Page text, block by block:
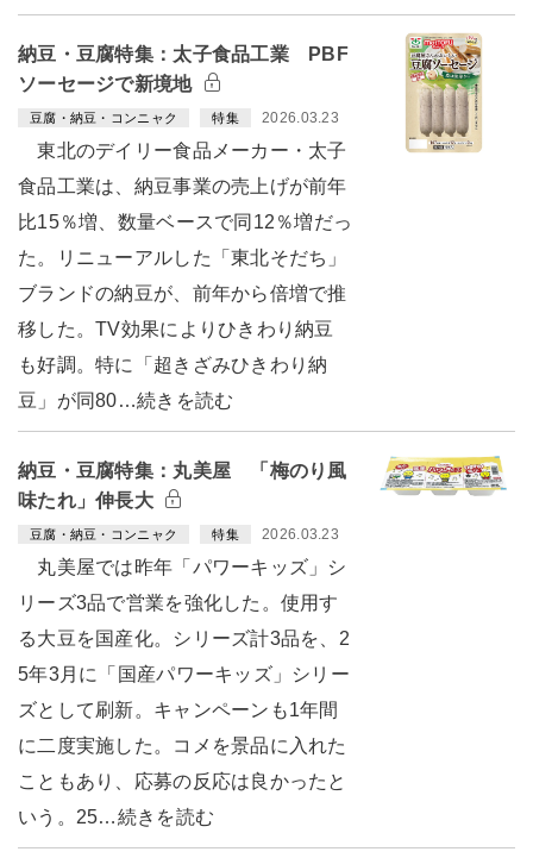
納豆・豆腐特集：太子食品工業 PBF
ソーセージで新境地
豆腐・納豆・コンニャク 特集 2026.03.23
東北のデイリー食品メーカー・太子
食品工業は、納豆事業の売上げが前年
比15％増、数量ベースで同12％増だっ
た。リニューアルした「東北そだち」
ブランドの納豆が、前年から倍増で推
移した。TV効果によりひきわり納豆
も好調。特に「超きざみひきわり納
豆」が同80…続きを読む
納豆・豆腐特集：丸美屋 「梅のり風
味たれ」伸長大
豆腐・納豆・コンニャク 特集 2026.03.23
丸美屋では昨年「パワーキッズ」シ
リーズ3品で営業を強化した。使用す
る大豆を国産化。シリーズ計3品を、2
5年3月に「国産パワーキッズ」シリー
ズとして刷新。キャンペーンも1年間
に二度実施した。コメを景品に入れた
こともあり、応募の反応は良かったと
いう。25…続きを読む